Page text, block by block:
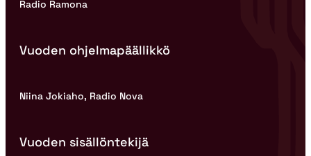
Radio Ramona
Vuoden ohjelmapäällikkö
Niina Jokiaho, Radio Nova
Vuoden sisällöntekijä